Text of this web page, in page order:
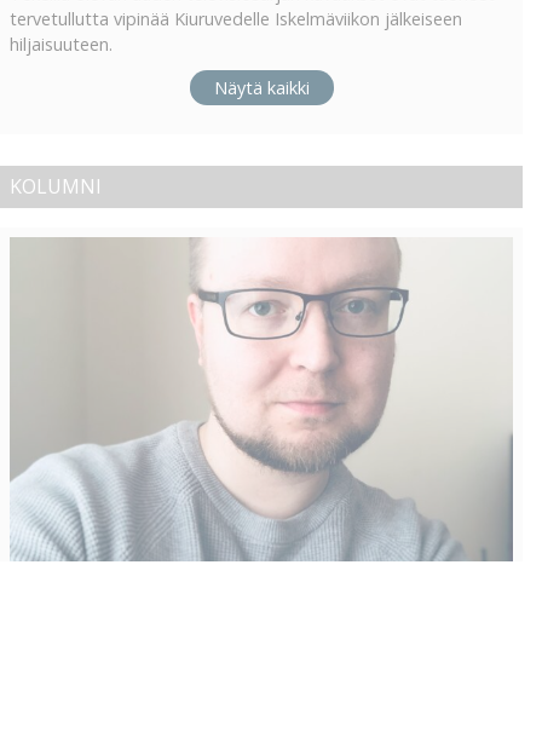
tervetullutta vipinää Kiuruvedelle Iskelmäviikon jälkeiseen
hiljaisuuteen.
Näytä kaikki
KOLUMNI